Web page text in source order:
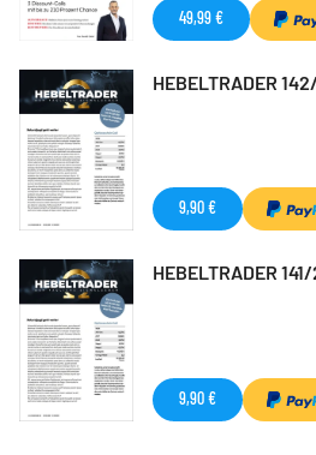
49,99 €
HEBELTRADER
9,90 €
HEBELTRADER
9,90 €